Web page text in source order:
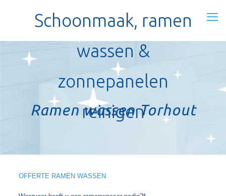
Schoonmaak, ramen
wassen &
zonnepanelen
reinigen
Ramen wassen Torhout
OFFERTE RAMEN WASSEN